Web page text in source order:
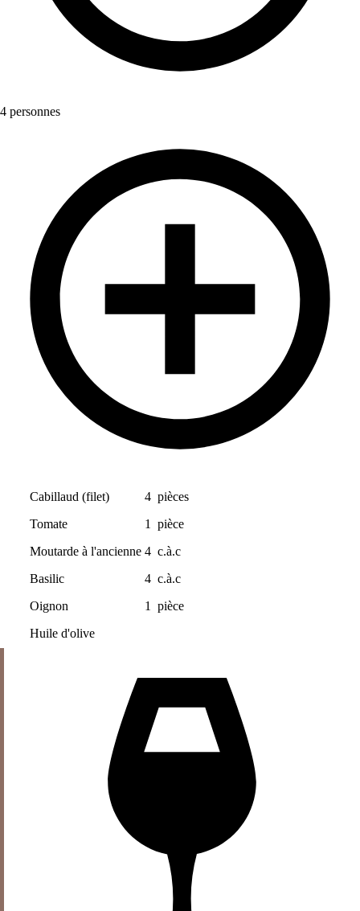
4 personnes
Cabillaud (filet) 4 pièces
Tomate
1
pièce
Moutarde à l'ancienne 4 c.à.c
Basilic
4 c.à.c
Oignon
1
pièce
Huile d'olive